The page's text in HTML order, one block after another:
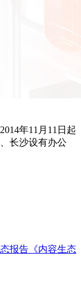
年11月11日起
长沙设有办公
报告 《内容生态